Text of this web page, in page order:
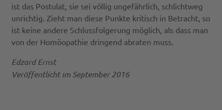
ist das Postulat, sie sei völlig ungefährlich, schlichtweg
unrichtig. Zieht man diese Punkte kritisch in Betracht, so
ist keine andere Schlussfolgerung möglich, als dass man
von der Homöopathie dringend abraten muss.
Edzard Ernst
Veröffentlicht im September 2016